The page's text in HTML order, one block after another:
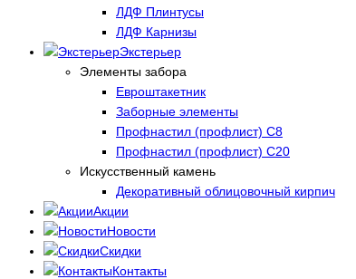
ЛДФ Плинтусы
ЛДФ Карнизы
Экстерьер
Элементы забора
Евроштакетник
Заборные элементы
Профнастил (профлист) С8
Профнастил (профлист) С20
Искусственный камень
Декоративный облицовочный кирпич
Акции
Новости
Скидки
Контакты